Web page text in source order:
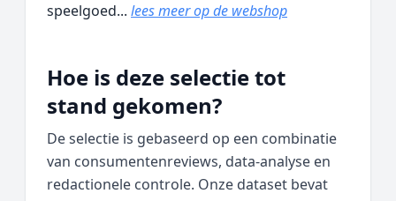
speelgoed... lees meer op de webshop
Hoe is deze selectie tot
stand gekomen?
De selectie is gebaseerd op een combinatie
van consumentenreviews, data‑analyse en
redactionele controle. Onze dataset bevat